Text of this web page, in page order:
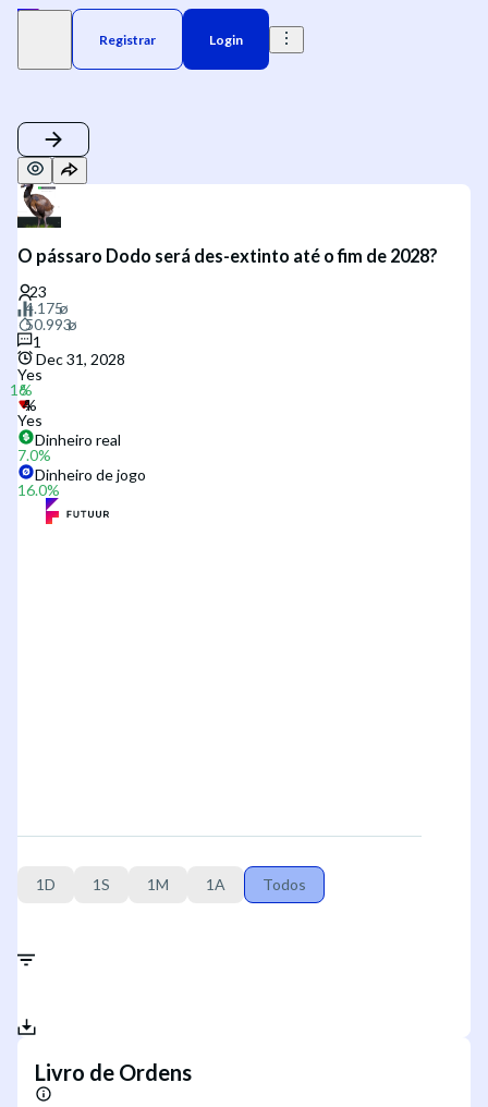
Registrar Login
O pássaro Dodo será des-extinto até o fim de 2028?
1
Dec 31, 2028
Yes
Yes
Dinheiro real
7.0%
Dinheiro de jogo
16.0%
1D 1S 1M 1A Todos
Livro de Ordens